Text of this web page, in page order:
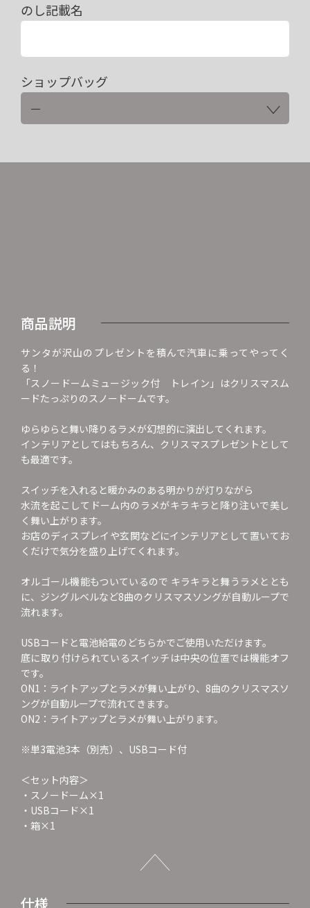
のし記載名
ショップバッグ
商品説明
サンタが沢山のプレゼントを積んで汽車に乗ってやってく
る！
「スノードームミュージック付 トレイン」はクリスマスム
ードたっぷりのスノードームです。
ゆらゆらと舞い降りるラメが幻想的に演出してくれます。
インテリアとしてはもちろん、クリスマスプレゼントとして
も最適です。
スイッチを入れると暖かみのある明かりが灯りながら
水流を起こしてドーム内のラメがキラキラと降り注いで美し
く舞い上がります。
お店のディスプレイや玄関などにインテリアとして置いてお
くだけで気分を盛り上げてくれます。
オルゴール機能もついているので キラキラと舞うラメととも
に、ジングルベルなど8曲のクリスマスソングが自動ループで
流れます。
USBコードと電池給電のどちらかでご使用いただけます。
底に取り付けられているスイッチは中央の位置では機能オフ
です。
ON1：ライトアップとラメが舞い上がり、8曲のクリスマスソ
ングが自動ループで流れてきます。
ON2：ライトアップとラメが舞い上がります。
※単3電池3本（別売）、USBコード付
＜セット内容＞
・スノードーム×1
・USBコード×1
・箱×1
仕様